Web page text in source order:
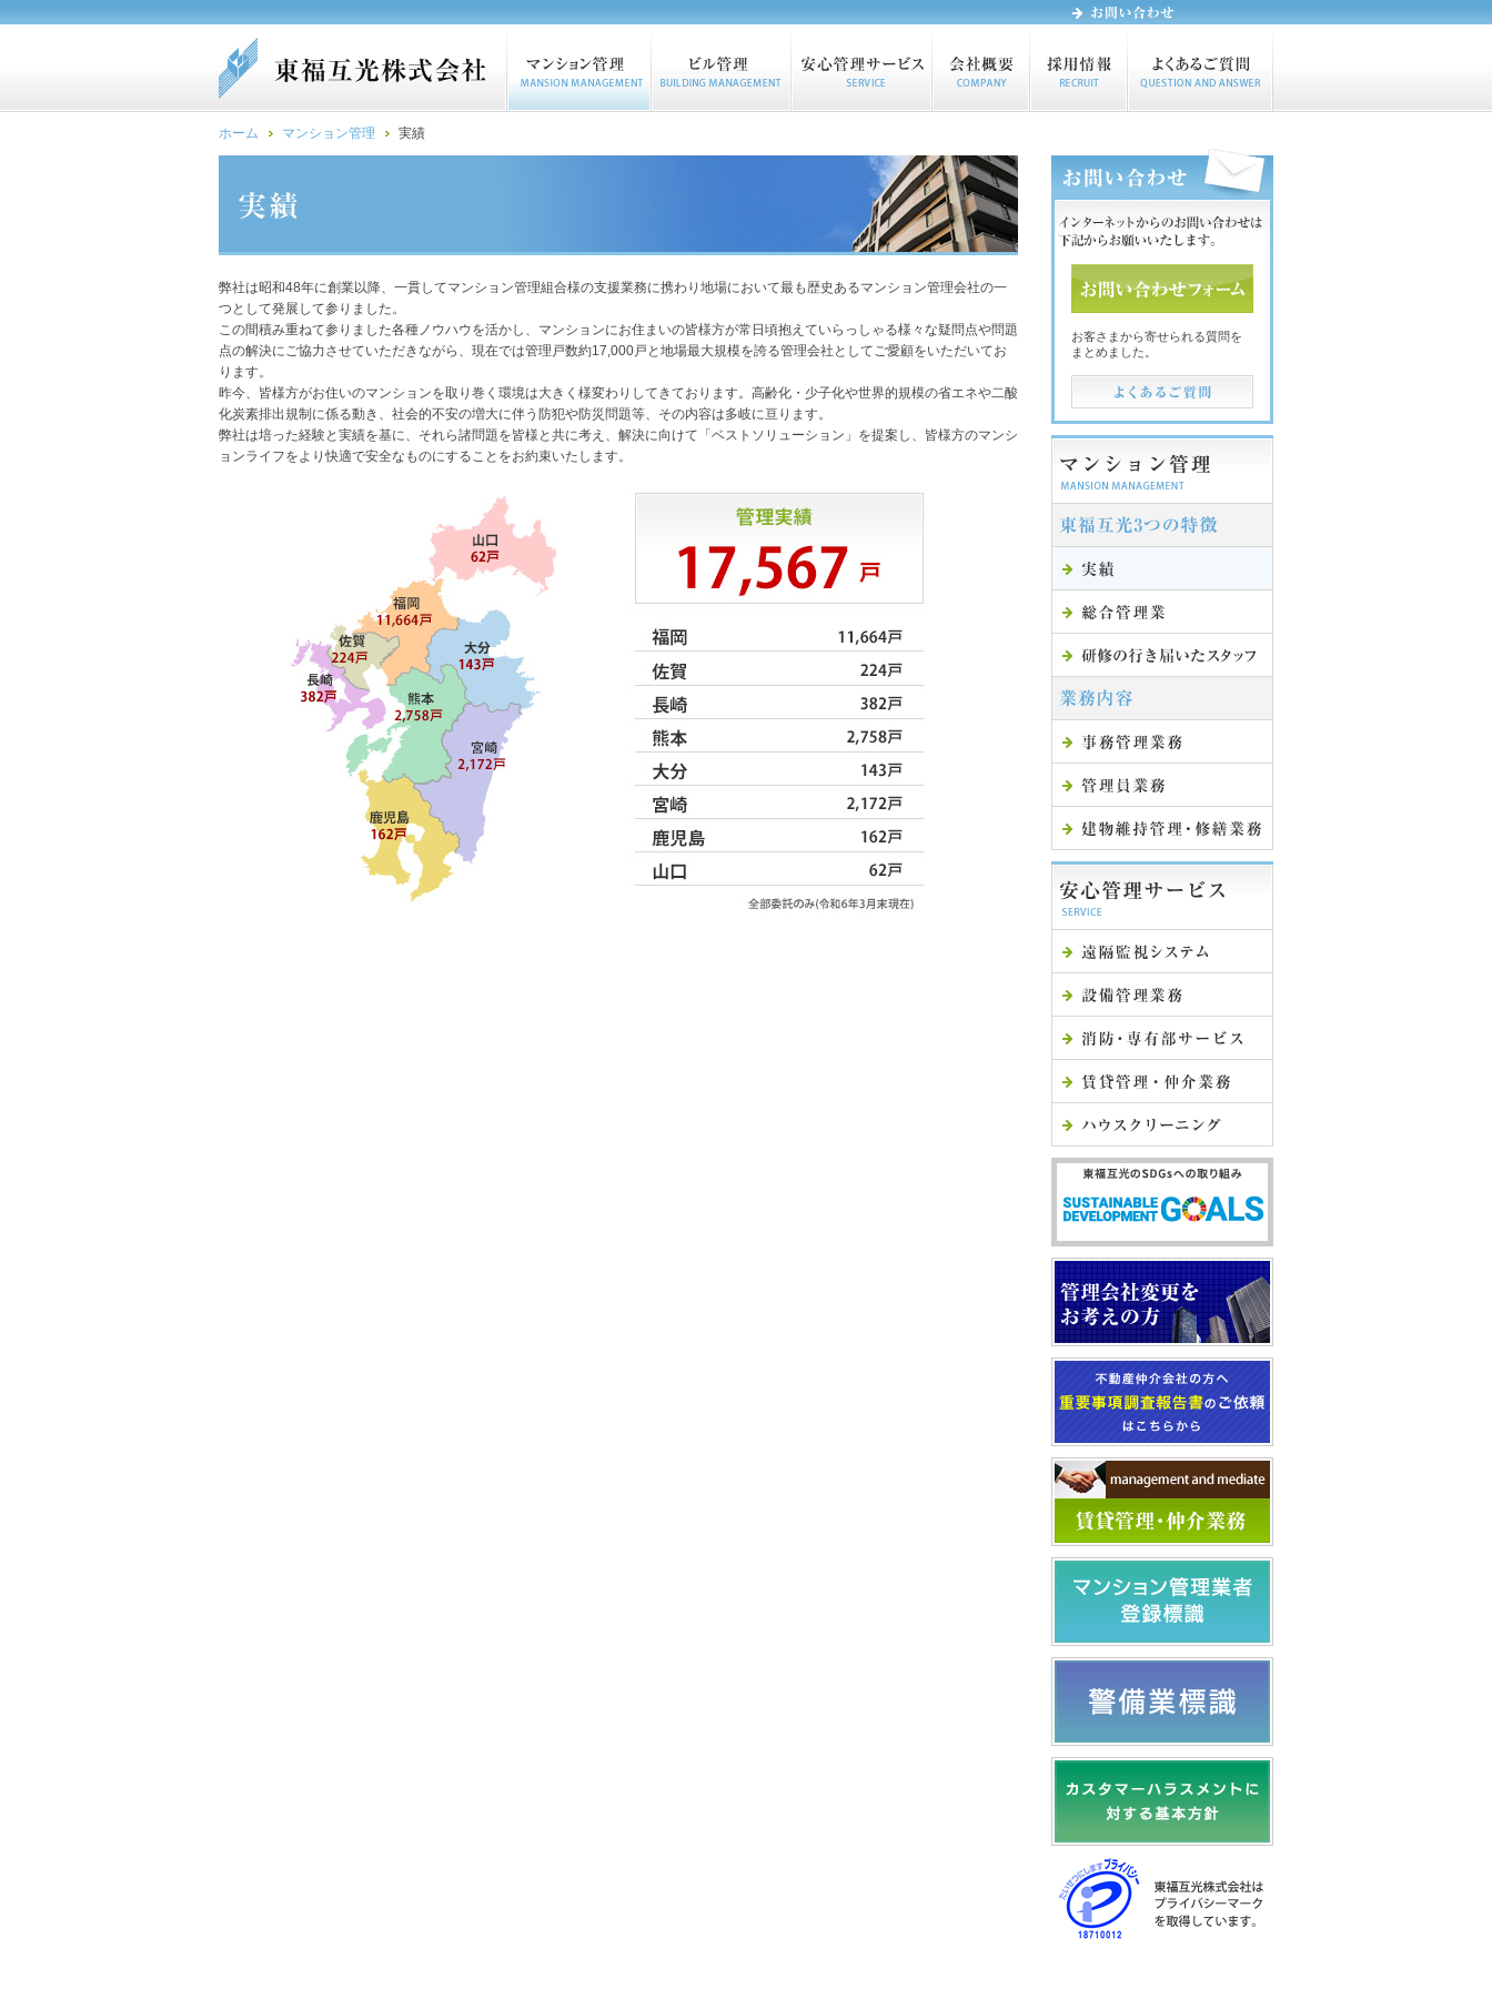
ホーム マンション管理 実績
弊社は昭和48年に創業以降、一貫してマンション管理組合様の支援業務に携わり地場において最も歴史あるマンション管理会社の一
つとして発展して参りました。
この間積み重ねて参りました各種ノウハウを活かし、マンションにお住まいの皆様方が常日頃抱えていらっしゃる様々な疑問点や問題
点の解決にご協力させていただきながら、現在では管理戸数約17,000戸と地場最大規模を誇る管理会社としてご愛顧をいただいてお
ります。
昨今、皆様方がお住いのマンションを取り巻く環境は大きく様変わりしてきております。高齢化・少子化や世界的規模の省エネや二酸
化炭素排出規制に係る動き、社会的不安の増大に伴う防犯や防災問題等、その内容は多岐に亘ります。
弊社は培った経験と実績を基に、それら諸問題を皆様と共に考え、解決に向けて「ベストソリューション」を提案し、皆様方のマンシ
ョンライフをより快適で安全なものにすることをお約束いたします。
お客さまから寄せられる質問を
まとめました。